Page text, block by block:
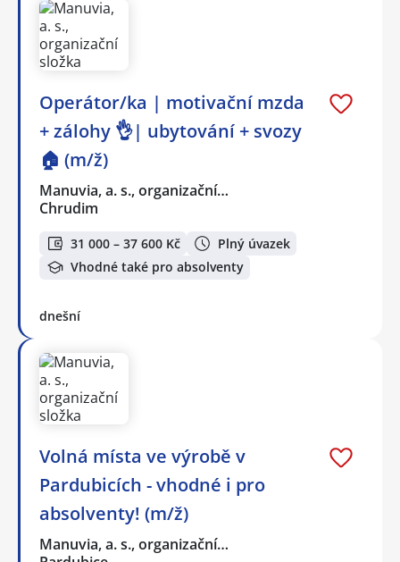
Operátor/ka | motivační mzda
+ zálohy 👌| ubytování + svozy
🏠 (m/ž)
Manuvia, a. s., organizační…
Chrudim
31 000 – 37 600 Kč
Plný úvazek
Vhodné také pro absolventy
dnešní
Volná místa ve výrobě v
Pardubicích - vhodné i pro
absolventy! (m/ž)
Manuvia, a. s., organizační…